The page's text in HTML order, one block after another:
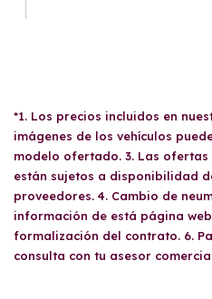
*1. Los precios incluidos en
imágenes de los vehículos
modelo ofertado. 3. Las ofertas
están sujetos a disponibilidad
proveedores. 4. Cambio de
información de está página
formalización del contrato. 6.
consulta con tu asesor